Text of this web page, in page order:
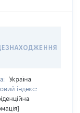
Україна
індекс: